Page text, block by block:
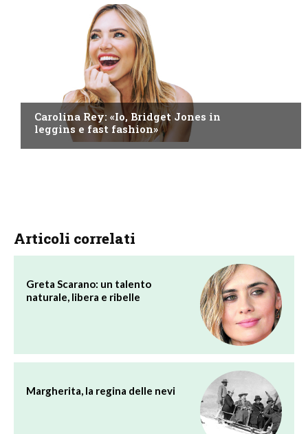
Carolina Rey: «Io, Bridget Jones in
leggins e fast fashion»
Articoli correlati
Greta Scarano: un talento
naturale, libera e ribelle
Margherita, la regina delle nevi